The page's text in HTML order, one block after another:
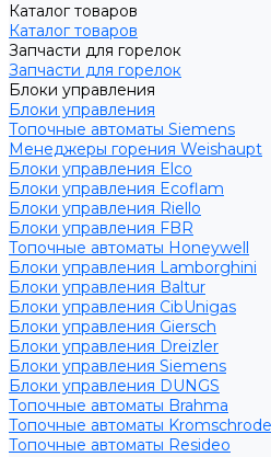
Каталог товаров
Каталог товаров
Запчасти для горелок
Запчасти для горелок
Блоки управления
Блоки управления
Топочные автоматы Siemens
Менеджеры горения Weishaupt
Блоки управления Elco
Блоки управления Ecoflam
Блоки управления Riello
Блоки управления FBR
Топочные автоматы Honeywell
Блоки управления Lamborghini
Блоки управления Baltur
Блоки управления CibUnigas
Блоки управления Giersch
Блоки управления Dreizler
Блоки управления Siemens
Блоки управления DUNGS
Топочные автоматы Brahma
Топочные автоматы
Топочные автоматы Resideo